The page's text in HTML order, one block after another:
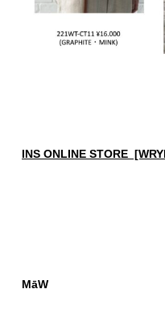
INS ONLINE STORE
MāW